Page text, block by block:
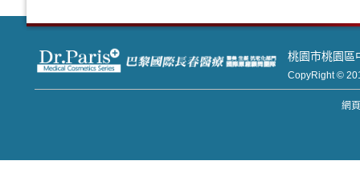
桃園市桃園區
CopyRight ©
網